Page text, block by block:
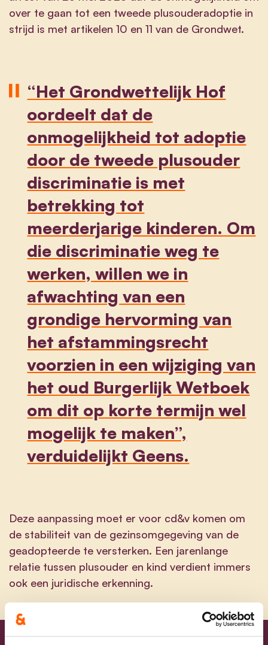
over te gaan tot een tweede plusouderadoptie in
strijd is met artikelen 10 en 11 van de Grondwet.
“Het Grondwettelijk Hof
oordeelt dat de
onmogelijkheid tot adoptie
door de tweede plusouder
discriminatie is met
betrekking tot
meerderjarige kinderen. Om
die discriminatie weg te
werken, willen we in
afwachting van een
grondige hervorming van
het afstammingsrecht
voorzien in een wijziging van
het oud Burgerlijk Wetboek
om dit op korte termijn wel
mogelijk te maken”,
verduidelijkt Geens.
Deze aanpassing moet er voor cd&v komen om
de stabiliteit van de gezinsomgegeving van de
geadopteerde te versterken. Een jarenlange
relatie tussen plusouder en kind verdient immers
ook een juridische erkenning.